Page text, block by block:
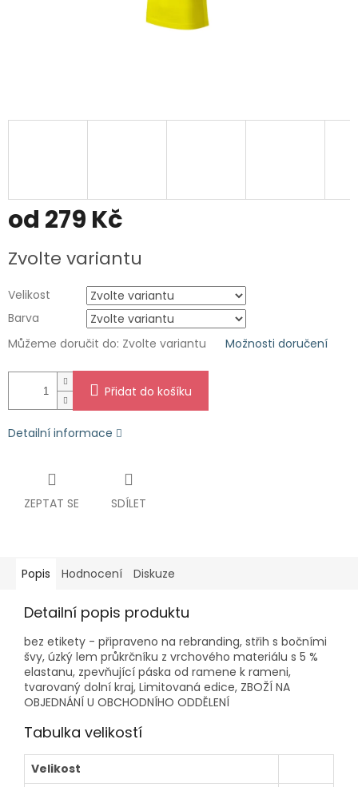
od 279 Kč
cena:
Zvolte variantu
Velikost
Barva
Můžeme doručit do: Zvolte variantu Možnosti doručení
Přidat do košíku
Detailní informace
ZEPTAT SE SDÍLET
Popis Hodnocení Diskuze
Detailní popis produktu
bez etikety - připraveno na rebranding, střih s bočními
švy, úzký lem průkrčníku z vrchového materiálu s 5 %
elastanu, zpevňující páska od ramene k rameni,
tvarovaný dolní kraj, Limitovaná edice, ZBOŽÍ NA
OBJEDNÁNÍ U OBCHODNÍHO ODDĚLENÍ
Tabulka velikostí
Velikost